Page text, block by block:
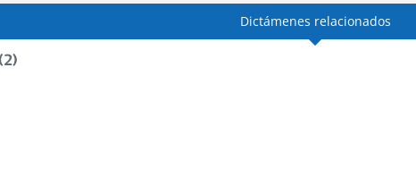
Dictámenes relacionados